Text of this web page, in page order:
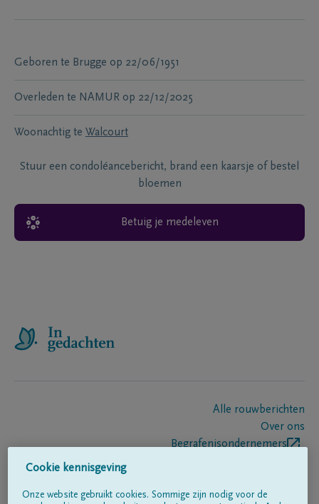
Geboren te Brugge op 22/06/1951
Overleden te NAMUR op 22/12/2025
Woonachtig te Walcourt
Stuur een condoléancebericht, brand een kaarsje of bestel
bloemen
Betuig je medeleven
Alle rouwberichten
Over ons
Begrafenisondernemers
Cookie kennisgeving
Onze website gebruikt cookies. Sommige zijn nodig voor de